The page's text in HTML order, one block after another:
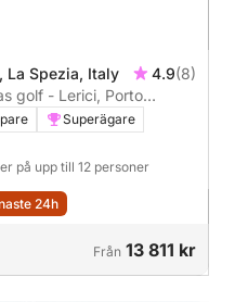
La Spezia, Italy 4.9(8)
golf - Lerici, Porto
Superägare
på upp till 12 personer
24h
Från 13 811 kr